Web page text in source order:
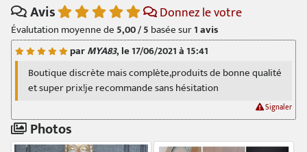
Avis Donnez le votre
Évalutation moyenne de 5,00 / 5 basée sur1avis
parMYA83, le 17/06/2021 à 15:41
Boutique discrète mais complète,produits de bonne qualité
et super prix!je recommande sans hésitation
Signaler
Photos